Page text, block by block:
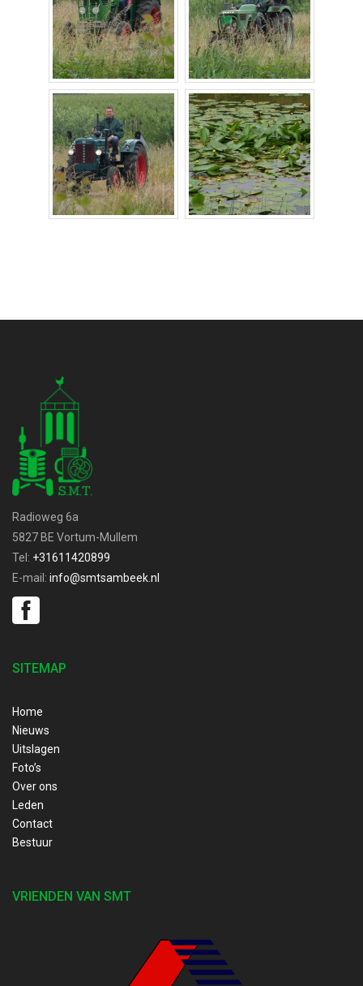
Radioweg 6a
5827 BE Vortum-Mullem
Tel: +31611420899
E-mail: info@smtsambeek.nl
SITEMAP
Home
Nieuws
Uitslagen
Foto’s
Over ons
Leden
Contact
Bestuur
VRIENDEN VAN SMT